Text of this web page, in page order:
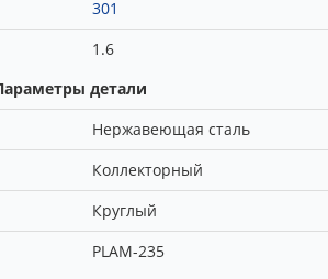
301
1.6
детали
Нержавеющая сталь
Коллекторный
Круглый
PLAM-235